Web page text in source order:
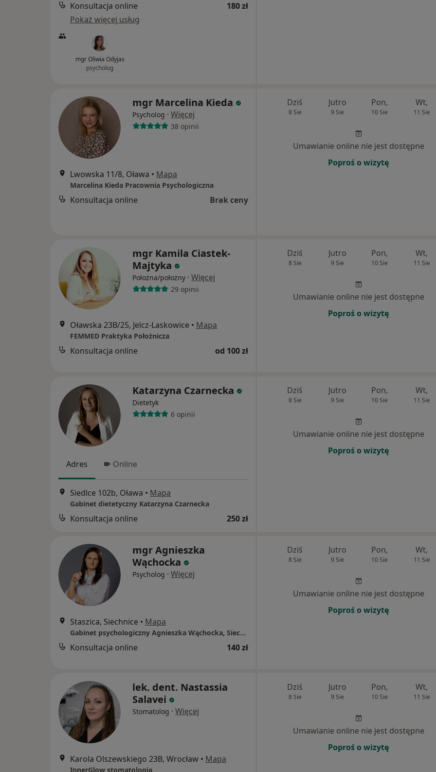
Konsultacja online
180 zł
Pokaż więcej usług
mgr Oliwia Odyjas
psycholog
mgr Marcelina Kieda
Psycholog · Więcej
38 opinii
Lwowska 11/8, Oława • Mapa
Marcelina Kieda Pracownia Psychologiczna
Konsultacja online Brak ceny
Dziś
8 Sie
Jutro
9 Sie
Pon,
10 Sie
Wt,
11 Sie
Umawianie online nie jest dostępne
Poproś o wizytę
mgr Kamila Ciastek-
Majtyka
Położna/położny · Więcej
29 opinii
Oławska 23B/25, Jelcz-Laskowice • Mapa
FEMMED Praktyka Położnicza
Konsultacja online od 100 zł
Dziś
8 Sie
Jutro
9 Sie
Pon,
10 Sie
Wt,
11 Sie
Umawianie online nie jest dostępne
Poproś o wizytę
Katarzyna Czarnecka
Dietetyk
6 opinii
Adres Online
Siedlce 102b, Oława • Mapa
Gabinet dietetyczny Katarzyna Czarnecka
Konsultacja online 250 zł
Dziś
8 Sie
Jutro
9 Sie
Pon,
10 Sie
Wt,
11 Sie
Umawianie online nie jest dostępne
Poproś o wizytę
mgr Agnieszka
Wąchocka
Psycholog · Więcej
Staszica, Siechnice • Mapa
Gabinet psychologiczny Agnieszka Wąchocka, Siechnice
Konsultacja online 140 zł
Dziś
8 Sie
Jutro
9 Sie
Pon,
10 Sie
Wt,
11 Sie
Umawianie online nie jest dostępne
Poproś o wizytę
lek. dent. Nastassia
Salavei
Stomatolog · Więcej
Karola Olszewskiego 23B, Wrocław • Mapa
InnerGlow stomatologia
Dziś
8 Sie
Jutro
9 Sie
Pon,
10 Sie
Wt,
11 Sie
Umawianie online nie jest dostępne
Poproś o wizytę